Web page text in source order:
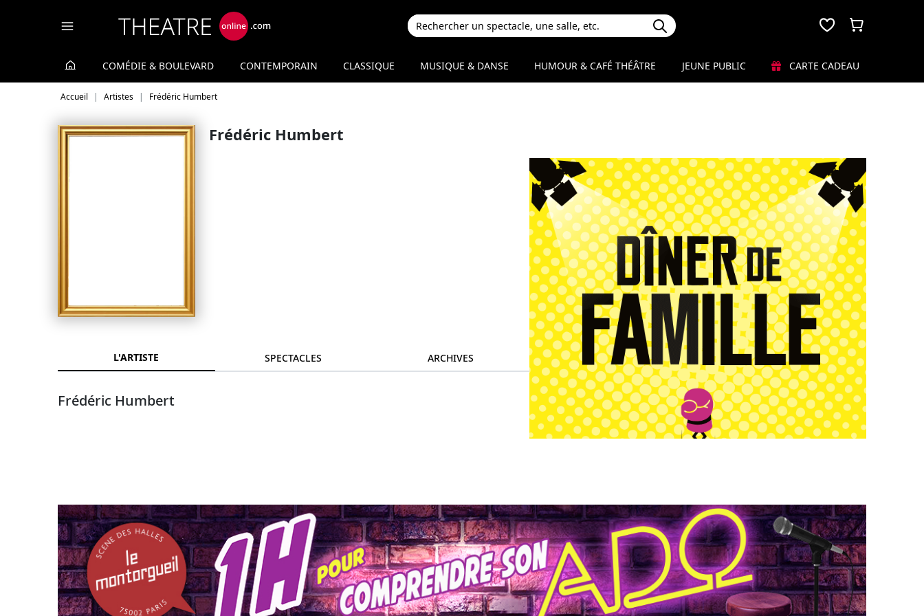
COMÉDIE & BOULEVARD CONTEMPORAIN CLASSIQUE MUSIQUE & DANSE HUMOUR & CAFÉ THÉÂTRE JEUNE PUBLIC CARTE CADEAU
Accueil Artistes Frédéric Humbert
Frédéric Humbert
L'ARTISTE SPECTACLES ARCHIVES
Frédéric Humbert